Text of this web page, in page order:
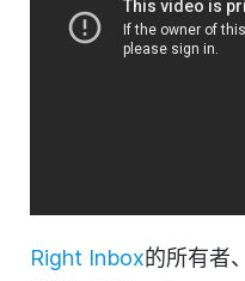
Right Inbox的所有者、